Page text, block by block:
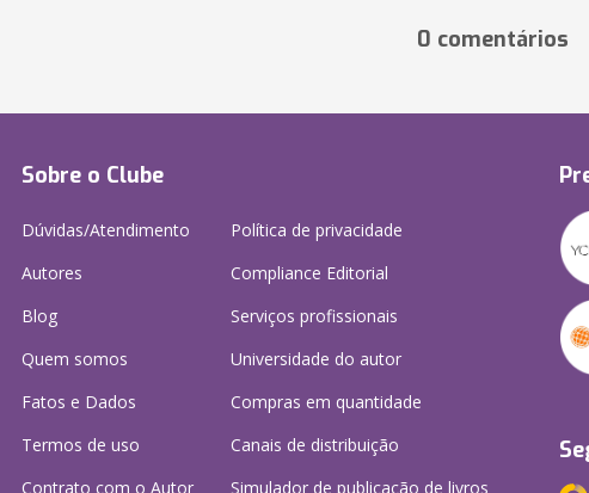
0 comentários
Sobre o Clube
Dúvidas/Atendimento
Autores
Blog
Quem somos
Fatos e Dados
Termos de uso
Contrato com o Autor
Política de privacidade
Compliance Editorial
Serviços profissionais
Universidade do autor
Compras em quantidade
Canais de distribuição
Simulador de publicação de livros